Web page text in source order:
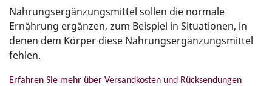
Nahrungsergänzungsmittel sollen die normale
Ernährung ergänzen, zum Beispiel in Situationen, in
denen dem Körper diese Nahrungsergänzungsmittel
fehlen.
Erfahren Sie mehr über Versandkosten und Rücksendungen